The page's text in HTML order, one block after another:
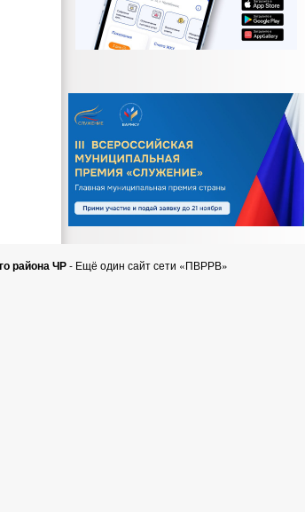
района ЧР- Ещё один сайт сети «ПВРРВ»